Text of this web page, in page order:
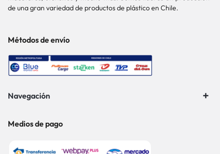
de una gran variedad de productos de plástico en Chile.
Métodos de envío
Navegación
Medios de pago